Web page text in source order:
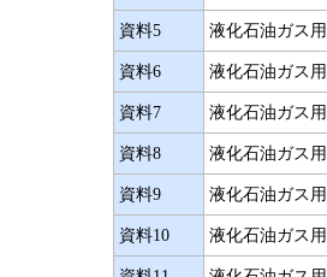
資料5 液化石油ガス
資料6 液化石油ガス
資料7 液化石油ガス
資料8 液化石油ガス
資料9 液化石油ガス
資料10 液化石油ガス